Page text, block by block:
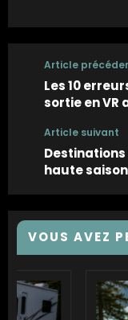
Article
Les 10
sortie en VR
Article suivant
Destinations
haute saison
VOUS AVEZ